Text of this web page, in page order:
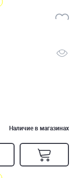
Наличие в магазинах